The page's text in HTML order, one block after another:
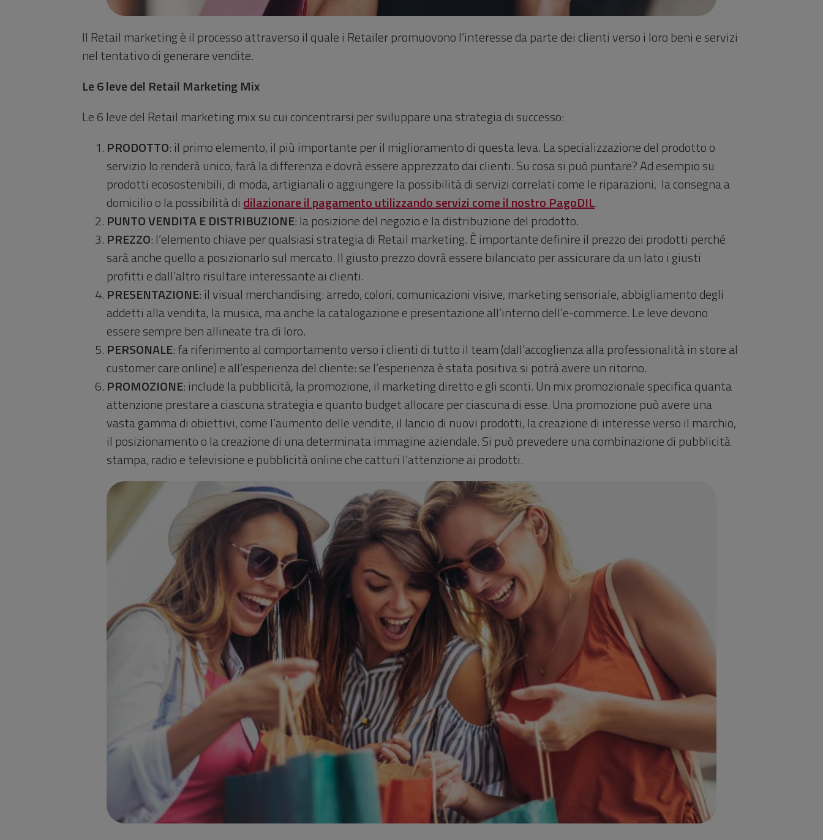
Il Retail marketing è il processo attraverso il quale i Retailer promuovono l’interesse da parte dei clienti verso i loro beni e servizi
nel tentativo di generare vendite.
Le 6 leve del Retail Marketing Mix
Le 6 leve del Retail marketing mix su cui concentrarsi per sviluppare una strategia di successo:
PRODOTTO: il primo elemento, il più importante per il miglioramento di questa leva. La specializzazione del prodotto o
servizio lo renderà unico, farà la differenza e dovrà essere apprezzato dai clienti. Su cosa si può puntare? Ad esempio su
prodotti ecosostenibili, di moda, artigianali o aggiungere la possibilità di servizi correlati come le riparazioni, la consegna a
domicilio o la possibilità di dilazionare il pagamento utilizzando servizi come il nostro PagoDIL.
PUNTO VENDITA E DISTRIBUZIONE: la posizione del negozio e la distribuzione del prodotto.
PREZZO: l’elemento chiave per qualsiasi strategia di Retail marketing. È importante definire il prezzo dei prodotti perché
sarà anche quello a posizionarlo sul mercato. Il giusto prezzo dovrà essere bilanciato per assicurare da un lato i giusti
profitti e dall’altro risultare interessante ai clienti.
PRESENTAZIONE: il visual merchandising: arredo, colori, comunicazioni visive, marketing sensoriale, abbigliamento degli
addetti alla vendita, la musica, ma anche la catalogazione e presentazione all’interno dell’e-commerce. Le leve devono
essere sempre ben allineate tra di loro.
PERSONALE: fa riferimento al comportamento verso i clienti di tutto il team (dall’accoglienza alla professionalità in store al
customer care online) e all’esperienza del cliente: se l’esperienza è stata positiva si potrà avere un ritorno.
PROMOZIONE: include la pubblicità, la promozione, il marketing diretto e gli sconti. Un mix promozionale specifica quanta
attenzione prestare a ciascuna strategia e quanto budget allocare per ciascuna di esse. Una promozione può avere una
vasta gamma di obiettivi, come l’aumento delle vendite, il lancio di nuovi prodotti, la creazione di interesse verso il marchio,
il posizionamento o la creazione di una determinata immagine aziendale. Si può prevedere una combinazione di pubblicità
stampa, radio e televisione e pubblicità online che catturi l'attenzione ai prodotti.